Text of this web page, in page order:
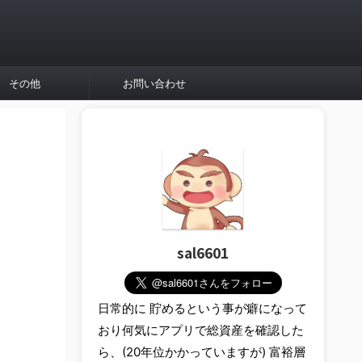
その他 お問い合わせ
sal6601
日常的に 貯めるという事が癖になって
おり何気にアプリで総資産を確認した
ら、(20年位かかっていますが) 富裕層